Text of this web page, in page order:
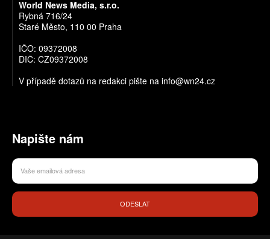
World News Media, s.r.o.
Rybná 716/24
Staré Město, 110 00 Praha
IČO: 09372008
DIČ: CZ09372008
V případě dotazů na redakci pište na info@wn24.cz
Napište nám
ODESLAT